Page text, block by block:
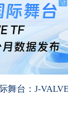
舞台：J-